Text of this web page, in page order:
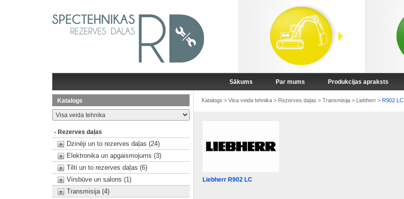
Sākums Par mums Produkcijas apraksts
Katalogs
- Rezerves daļas
Dzinēji un to rezerves daļas (24)
Elektronika un apgaismojums (3)
Tilti un to rezerves daļas (6)
Virsbūve un salons (1)
Transmisija (4)
Katalogs > Visa veida tehnika> Rezerves daļas > Transmisija> Liebherr> R902 LC
Liebherr R902 LC